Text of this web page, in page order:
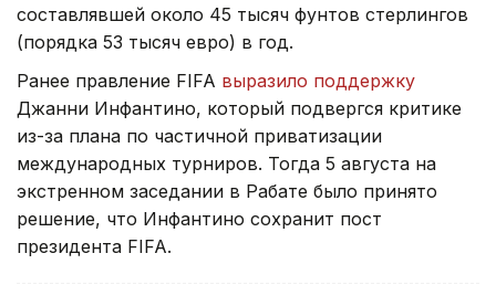
составлявшей около 45 тысяч фунтов стерлингов
(порядка 53 тысяч евро) в год.
Ранее правление FIFA выразило поддержку
Джанни Инфантино, который подвергся критике
из-за плана по частичной приватизации
международных турниров. Тогда 5 августа на
экстренном заседании в Рабате было принято
решение, что Инфантино сохранит пост
президента FIFA.